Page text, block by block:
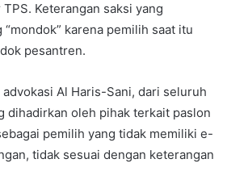
Keterangan saksi yang
karena pemilih saat itu
pesantren.
Al Haris-Sani, dari seluruh
dihadirkan oleh pihak terkait paslon
pemilih yang tidak memiliki e-
tidak sesuai dengan keterangan